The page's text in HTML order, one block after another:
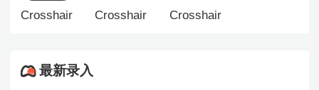
Crosshair Pro老版本Crosshair Pro准星辅助器
Crosshair Pro
最新录入